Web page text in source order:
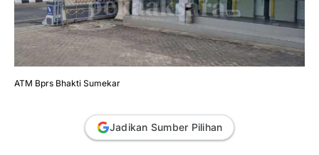
ATM Bprs Bhakti Sumekar
Jadikan Sumber Pilihan